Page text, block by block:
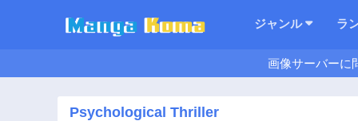
ジャンル ラ
画像サーバーに
Psychological Thriller